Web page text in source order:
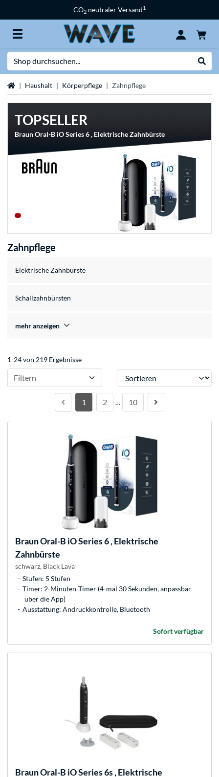
CO2 neutraler Versand1
StartseiteHaushalt Körperpflege Zahnpflege
TOPSELLER
Braun Oral-B iO Series 6 , Elektrische Zahnbürste
Zahnpflege
Elektrische Zahnbürste
Schallzahnbürsten
mehr anzeigen
1-24 von 219 Ergebnisse
Filtern Sortieren
1 2 … 10
BraunOral-B iO Series 6 , Elektrische
Zahnbürste
schwarz, Black Lava
Stufen: 5 Stufen
Timer: 2-Minuten-Timer (4-mal 30 Sekunden, anpassbar
über die App)
Ausstattung: Andruckkontrolle, Bluetooth
Sofort verfügbar
BraunOral-B iO Series 6s , Elektrische